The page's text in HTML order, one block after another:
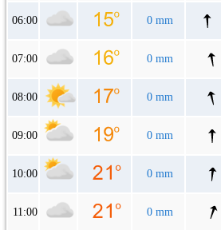
06:00 0 mm
07:00 0 mm
08:00 0 mm
09:00 0 mm
10:00 0 mm
11:00 0 mm